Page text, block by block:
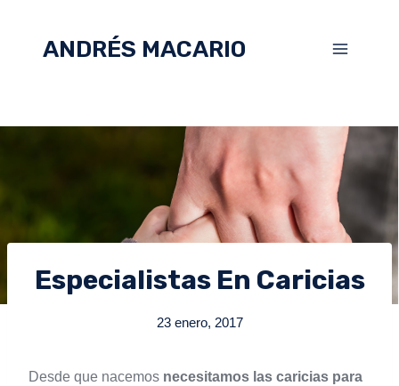
ANDRÉS MACARIO
Especialistas En Caricias
23 enero, 2017
Desde que nacemos necesitamos las caricias para